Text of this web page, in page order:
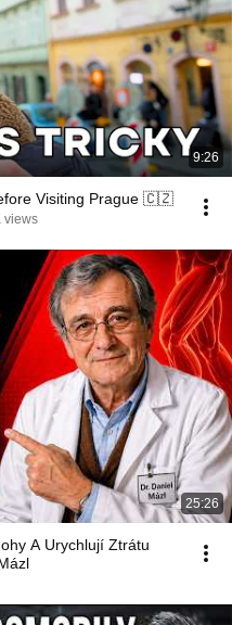
9:26
Visiting Prague 🇨🇿
views
25:26
A Urychlují Ztrátu